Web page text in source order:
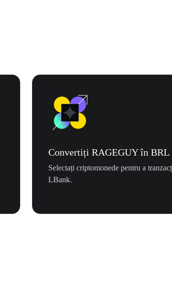
Convertiți RAGEGUY în BRL
Selectați criptomonede pentru a
LBank.